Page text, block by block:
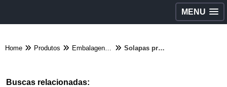
MENU
Home Produtos Embalagens diversas - Categoria Solapas preço Jardim São Luís
Buscas relacionadas: